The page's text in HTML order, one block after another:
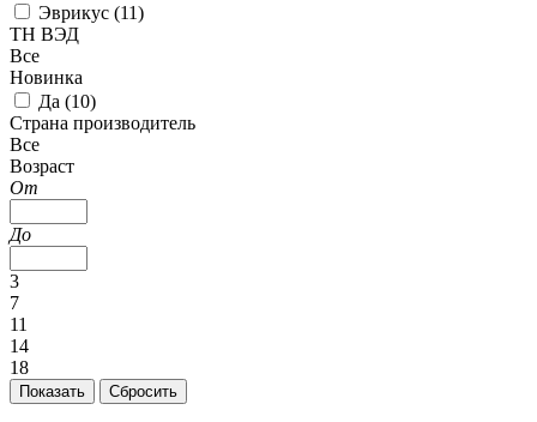
Эврикус (11)
ТН ВЭД
Все
Новинка
Да (10)
Страна производитель
Все
Возраст
От
До
3
7
11
14
18